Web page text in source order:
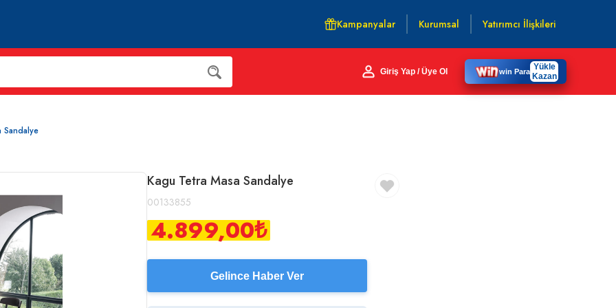
Kampanyalar Kurumsal Yatırımcı İlişkileri
Giriş Yap / Üye Ol win Para Yükle
Kazan
Sandalye
Kagu Tetra Masa Sandalye
00133855
4.899,00₺
Gelince Haber Ver